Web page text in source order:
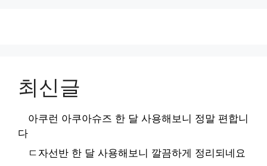
최신글
아쿠런 아쿠아슈즈 한 달 사용해보니 정말 편합니
다
ㄷ자선반 한 달 사용해보니 깔끔하게 정리되네요